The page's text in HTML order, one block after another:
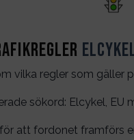
vilka regler som gäller
sökord: Elcykel, EU
för att fordonet framförs